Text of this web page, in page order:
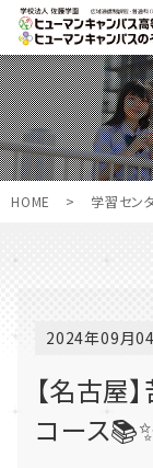
HOME > 学習セン
2024年09月
【名古屋
コース